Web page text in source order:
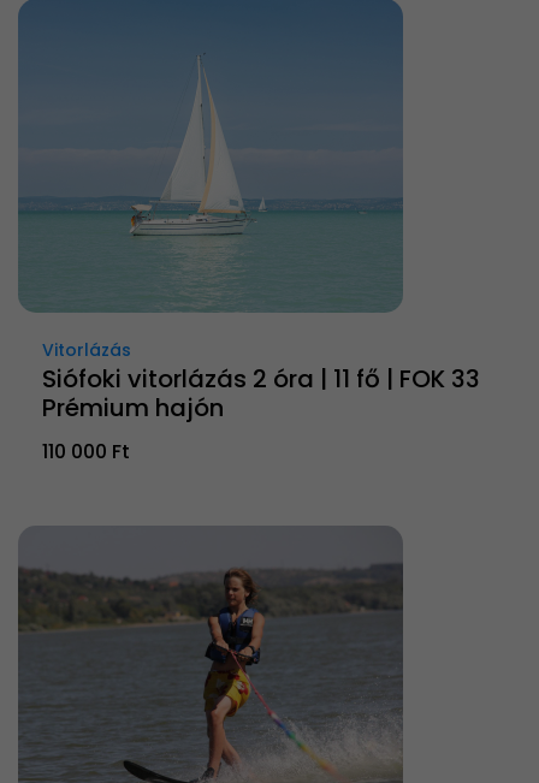
Vitorlázás
Siófoki vitorlázás 2 óra | 11 fő | FOK 33
Prémium hajón
110 000 Ft